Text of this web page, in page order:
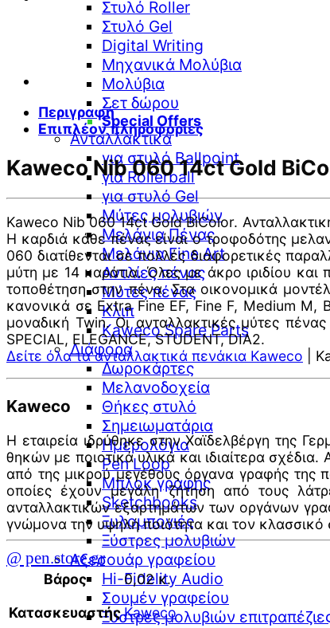
Στυλό Roller
Στυλό Gel
Digital Writing
Μηχανικά Μολύβια
Μολύβια
Σετ δώρου
Special Offers
Ανταλλακτικά
για στυλό Ballpoint
για Rollerball
για στυλό Gel
Μύτες μολυβιών
Μελάνια Πένας
Μελάνια Fine Art
Αντλίες πένας
Μύτες πένας
Κλιπ
Kaweco Spare Parts
Διάφορα
Δωροκάρτες
Μελανοδοχεία
Θήκες στυλό
Σημειωματάρια
Ημερολόγια
Pen Loop
Μπλοκ γραφής
Sketchbooks
Ξυλομπογιές
Ξύστρες μολυβιών
Αξεσουάρ γραφείου
Hi-Fidelity Audio
Σουμέν γραφείου
Ξύστρες μολυβιών
Περιγραφή
Επιπλέον πληροφορίες
Kaweco Nib 060 14ct Gold
Kaweco Nib 060 14ct Gold BiColor.
Η καρδιά κάθε πένας είναι ο τροφοδότης
060 διατίθενται σε πολλές διαφορετικές
μύτη με 14 καράτια. Όλες με άκρο ιριδίου
τοποθέτηση στην πένα. Στα οικονομικά
κανονικά σε Extra Fine EF, Fine F, Medium M,
μοναδική Twin. Οι ανταλλακτικές μύτες
SPECIAL, ELEGANCE, STUDENT, DIA2.
Δείτε όλα τα ανταλλακτικά πενάκια Kaweco |
Kaweco
Η εταιρεία ιδρύθηκε στην Χαϊδελβέργη της
θηκών με ποιοτικά υλικά και ιδιαίτερα
από της μικρού μεγέθους όργανα γραφής της
οποίες έχουν μεγάλη ζήτηση από τους
ανταλλακτικών εξαρτημάτων των οργάνων
γνώμονα την υψηλή ποιότητα και τον
@ pen.store.gr
Βάρος
0,02 κ.
ΚατασκευαστήςKaweco